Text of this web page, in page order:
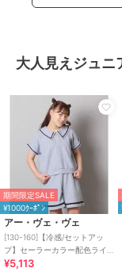
大人見えジュニ
期間限定SALE
¥1000ｸｰﾎﾟﾝ
アー・ヴェ・ヴェ
[130-160]【冷感/セットアッ
プ】セーラーカラー配色ライ
ンセットアップ
¥5,113